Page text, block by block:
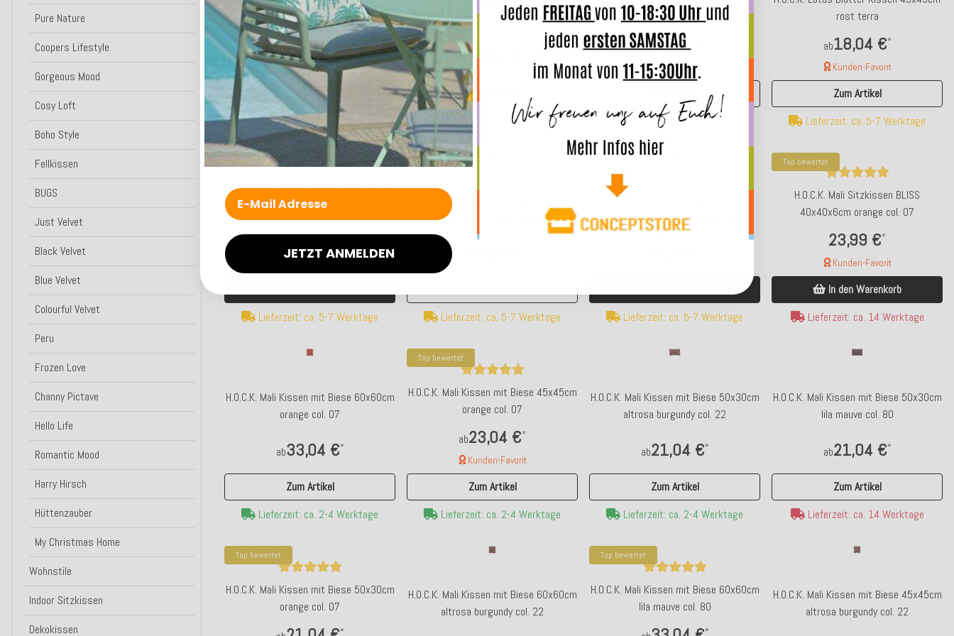
H.O.C.K. Dakota Kissen mit Keder
50x50cm multicolor bunt
ab21,04 €*
Benachrichtigen
Bald wieder verfügbar
H.O.C.K. Kappi Kissen 50x30cm terra
ab16,04 €
Zum Artikel
Lieferzeit: ca. 5-7 Werktage
rot
ab20,04 €
Kunden-Favorit
Lieferzeit: ca. 2-4 Werktage
rost terra
ab18,04 €*
Kunden-Favorit
Zum Artikel
Lieferzeit: ca. 5-7 Werktage
Top bewertet
H.O.C.K. Nuvole Bean Cube Hocker Pouf
55x55x35cm salmon mit Fransen
103,99 €*
Lieferzeit: ca. 5-7 Werktage
H.O.C.K. Nuvole Kissen 60x60cm salmon
lachs col. 304 mit Fransen
Lieferzeit: ca. 5-7 Werktage
H.O.C.K. Mali Sitzkissen BLISS
40x40x6cm altrosa burgundy col. 22
Lieferzeit: ca. 5-7 Werktage
Top bewertet
H.O.C.K. Mali Sitzkissen BLISS
40x40x6cm orange col. 07
23,99 €*
Kunden-Favorit
In den Warenkorb
Lieferzeit: ca. 14 Werktage
H.O.C.K. Mali Kissen mit Biese 60x60cm
orange col. 07
ab33,04 €*
Zum Artikel
Lieferzeit: ca. 2-4 Werktage
Top bewertet
H.O.C.K. Mali Kissen mit Biese 45x45cm
orange col. 07
ab23,04 €*
Kunden-Favorit
Zum Artikel
Lieferzeit: ca. 2-4 Werktage
H.O.C.K. Mali Kissen mit Biese 50x30cm
altrosa burgundy col. 22
ab21,04 €*
Zum Artikel
Lieferzeit: ca. 2-4 Werktage
H.O.C.K. Mali Kissen mit Biese 50x30cm
lila mauve col. 80
ab21,04 €*
Zum Artikel
Lieferzeit: ca. 14 Werktage
Top bewertet
H.O.C.K. Mali Kissen mit Biese 50x30cm
orange col. 07
*
H.O.C.K. Mali Kissen mit Biese 60x60cm
altrosa burgundy col. 22
Top bewertet
H.O.C.K. Mali Kissen mit Biese 60x60cm
lila mauve col. 80
*
H.O.C.K. Mali Kissen mit Biese 45x45cm
altrosa burgundy col. 22
Pure Nature
Coopers Lifestyle
Gorgeous Mood
Cosy Loft
Boho Style
Fellkissen
BUGS
Just Velvet
Black Velvet
Blue Velvet
Colourful Velvet
Peru
Frozen Love
Channy Pictave
Hello Life
Romantic Mood
Harry Hirsch
Hüttenzauber
My Christmas Home
Wohnstile
Indoor Sitzkissen
Dekokissen
JETZT ANMELDEN